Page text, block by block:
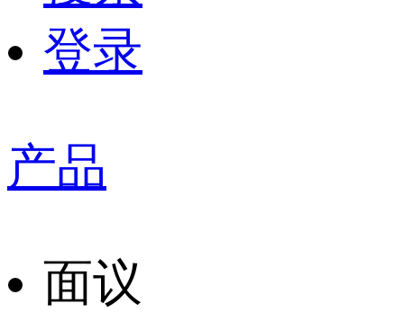
登录
产品
面议